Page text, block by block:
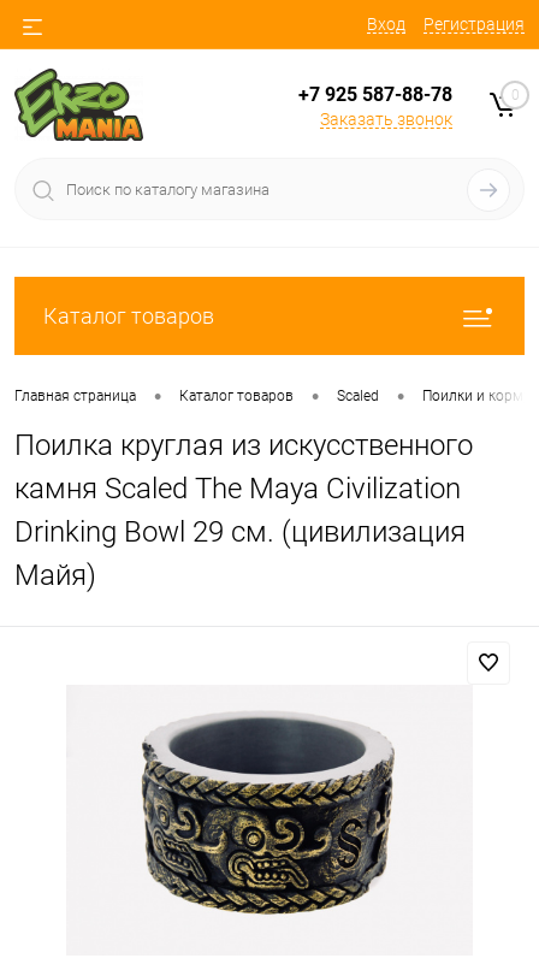
Вход Регистрация
+7 925 587-88-78
Заказать звонок
0
Каталог товаров
Главная страница • Каталог товаров • Scaled • Поилки и
Поилка круглая из искусственного
камня Scaled The Maya Civilization
Drinking Bowl 29 см. (цивилизация
Майя)